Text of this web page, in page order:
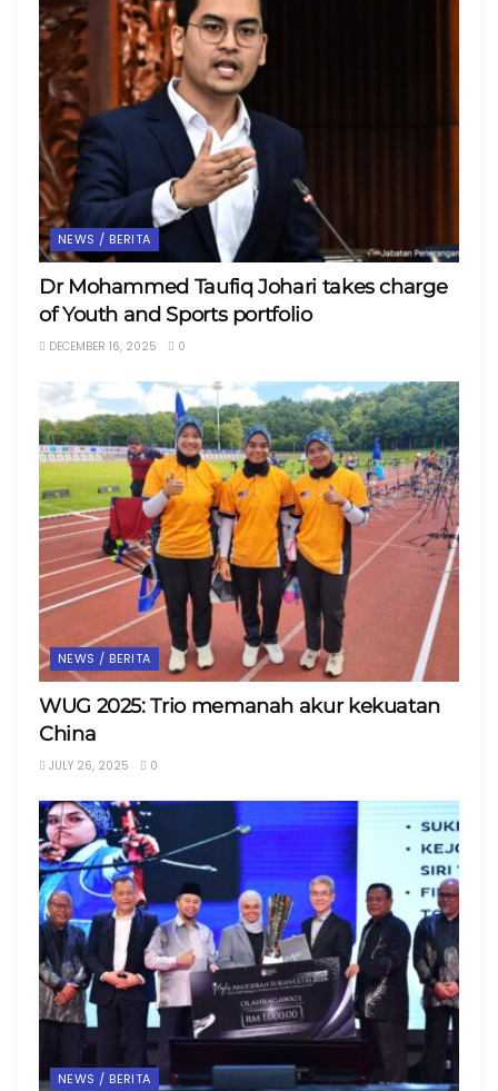
NEWS / BERITA
Dr Mohammed Taufiq Johari takes charge
of Youth and Sports portfolio
DECEMBER 16, 2025 0
NEWS / BERITA
WUG 2025: Trio memanah akur kekuatan
China
JULY 26, 2025 0
NEWS / BERITA